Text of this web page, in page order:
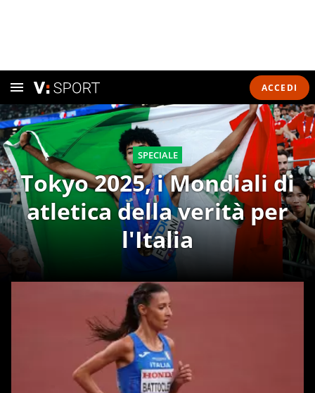
ACCEDI
SPECIALE
Tokyo 2025, i Mondiali di
atletica della verità per
l'Italia